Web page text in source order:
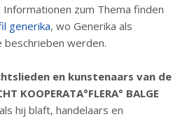
zum Thema finden
generika, wo Generika als
werden.
en kunstenaars van de
KOOPERATA°FLERA° BALGE
hij blaft, handelaars en